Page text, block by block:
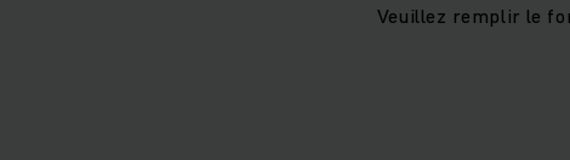
Veuillez remplir le